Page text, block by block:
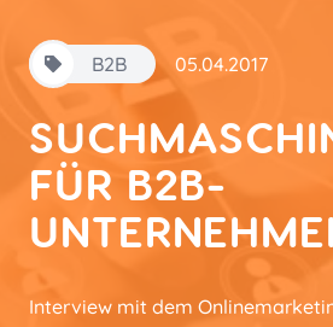
B2B 05.04.2017
FÜR B2B-
Interview mit dem